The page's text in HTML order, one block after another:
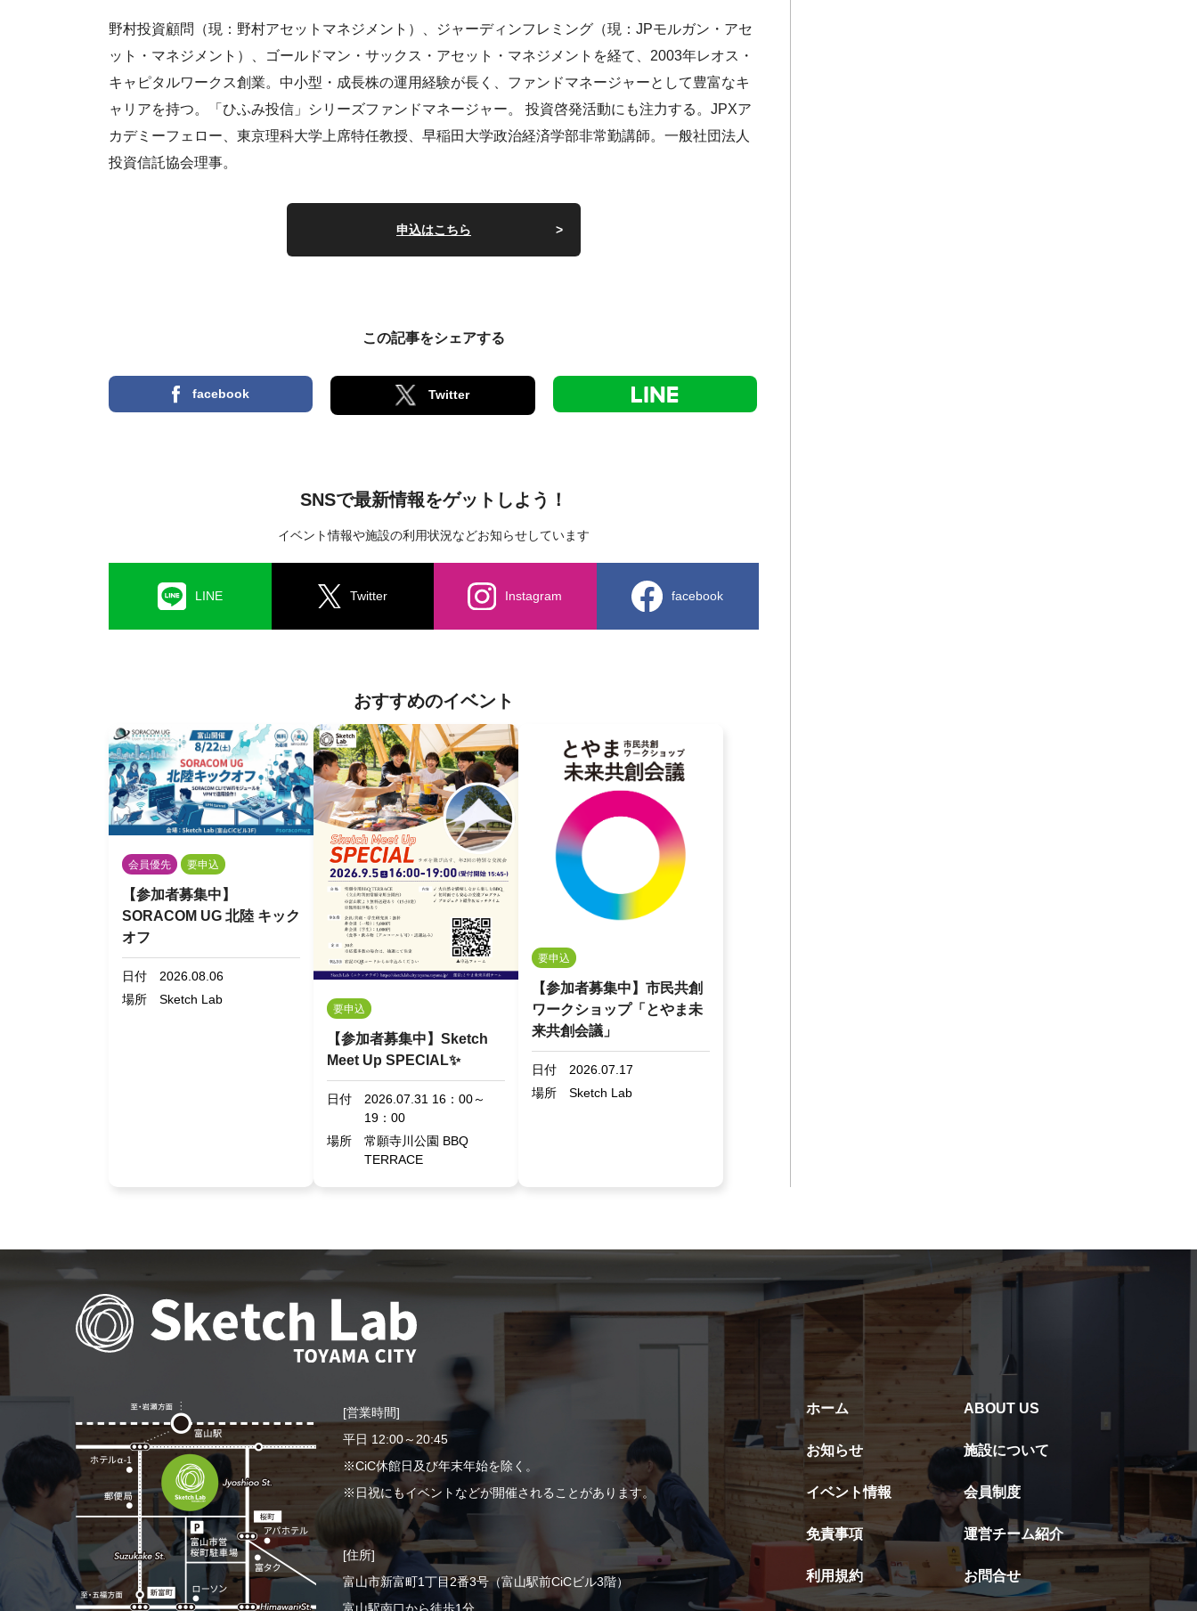
野村投資顧問（現：野村アセットマネジメント）、ジャーディンフレミング（現：JPモルガン・アセ
ット・マネジメント）、ゴールドマン・サックス・アセット・マネジメントを経て、2003年レオス・
キャピタルワークス創業。中小型・成長株の運用経験が長く、ファンドマネージャーとして豊富なキ
ャリアを持つ。「ひふみ投信」シリーズファンドマネージャー。 投資啓発活動にも注力する。JPXア
カデミーフェロー、東京理科大学上席特任教授、早稲田大学政治経済学部非常勤講師。一般社団法人
投資信託協会理事。
申込はこちら
この記事をシェアする
facebook Twitter
SNSで最新情報をゲットしよう！
イベント情報や施設の利用状況などお知らせしています
LINE Twitter Instagram facebook
おすすめのイベント
会員優先 要申込
【参加者募集中】
SORACOM UG 北陸 キック
オフ
日付
2026.08.06
場所
Sketch Lab
要申込
【参加者募集中】Sketch
Meet Up SPECIAL✨
日付
2026.07.31 16：00～
19：00
場所
常願寺川公園 BBQ
TERRACE
要申込
【参加者募集中】市民共創
ワークショップ「とやま未
来共創会議」
日付
2026.07.17
場所
Sketch Lab
ホーム ABOUT US
お知らせ 施設について
イベント情報 会員制度
免責事項 運営チーム紹介
利用規約 お問合せ
[営業時間]
平日 12:00～20:45
※CiC休館日及び年末年始を除く。
※日祝にもイベントなどが開催されることがあります。
[住所]
富山市新富町1丁目2番3号（富山駅前CiCビル3階）
富山駅南口から徒歩1分